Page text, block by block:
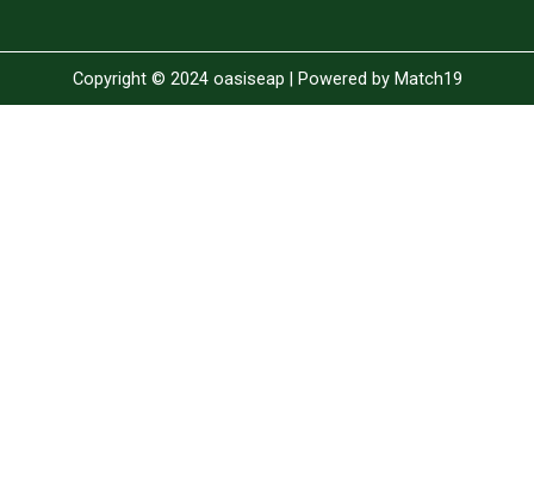
Copyright © 2024 oasiseap | Powered by Match19